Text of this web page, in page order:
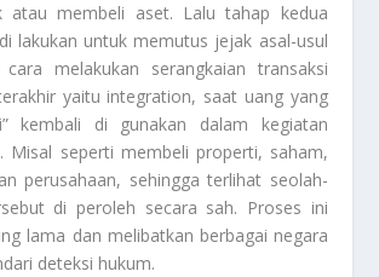
atau membeli aset. Lalu tahap kedua
lakukan untuk memutus jejak asal-usul
melakukan serangkaian transaksi
yaitu integration, saat uang yang
kembali di gunakan dalam kegiatan
Misal seperti membeli properti, saham,
perusahaan, sehingga terlihat seolah-
di peroleh secara sah. Proses ini
lama dan melibatkan berbagai negara
deteksi hukum.